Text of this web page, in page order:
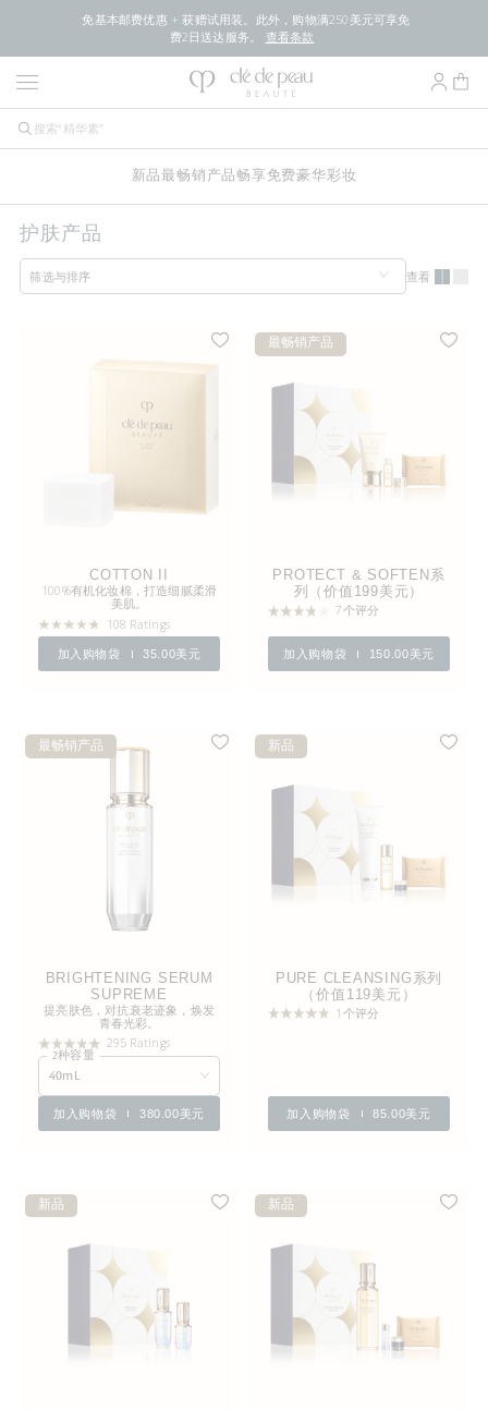
免基本邮费优惠 + 获赠试用装。此外，购物满250美元可享免
费2日送达服务。 查看条款
新品最畅销产品畅享免费豪华彩妆
护肤产品
筛选与排序 查看
COTTON II
100%有机化妆棉，打造细腻柔滑
美肌。
108 Ratings
加入购物袋 35.00美元
最畅销产品
PROTECT & SOFTEN系
列（价值199美元）
7个评分
加入购物袋 150.00美元
最畅销产品
BRIGHTENING SERUM
SUPREME
提亮肤色，对抗衰老迹象，焕发
青春光彩。
295 Ratings
2种容量
40mL
加入购物袋 380.00美元
新品
PURE CLEANSING系列
（价值119美元）
1个评分
加入购物袋 85.00美元
新品 新品